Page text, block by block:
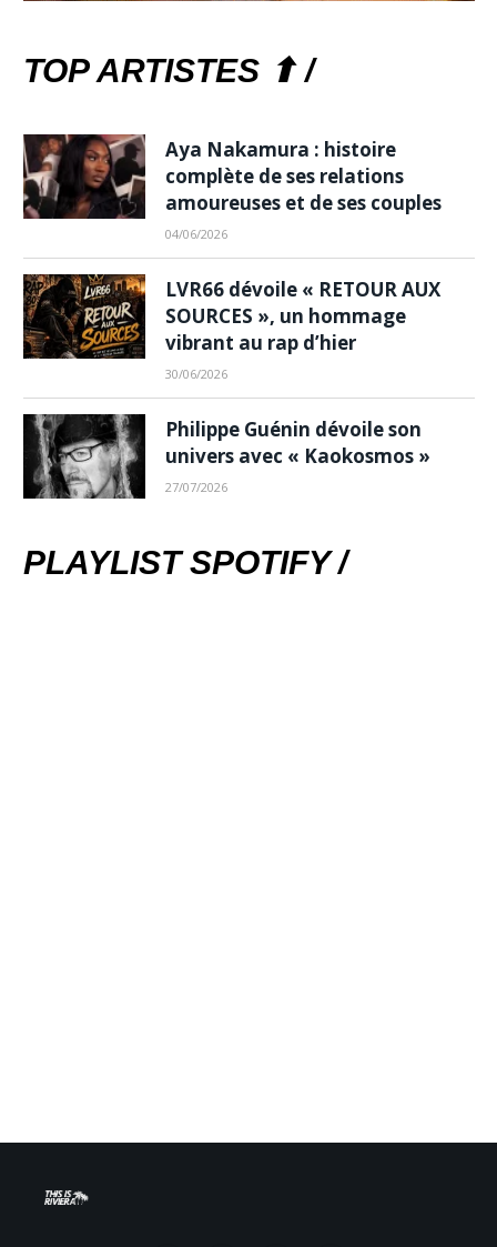
TOP ARTISTES ⬆ /
Aya Nakamura : histoire
complète de ses relations
amoureuses et de ses couples
04/06/2026
LVR66 dévoile « RETOUR AUX
SOURCES », un hommage
vibrant au rap d’hier
30/06/2026
Philippe Guénin dévoile son
univers avec « Kaokosmos »
27/07/2026
PLAYLIST SPOTIFY /